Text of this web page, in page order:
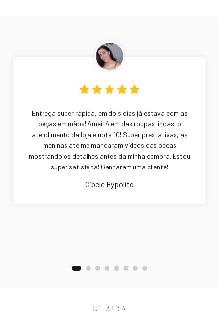
Entrega super rápida, em dois dias já estava com as
peças em mãos! Amei! Além das roupas lindas, o
atendimento da loja é nota 10! Super prestativas, as
meninas até me mandaram vídeos das peças
mostrando os detalhes antes da minha compra. Estou
super satisfeita! Ganharam uma cliente!
Cibele Hypólito